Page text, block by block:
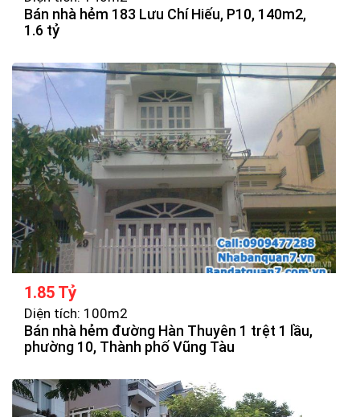
Bán nhà hẻm 183 Lưu Chí Hiếu, P10, 140m2,
1.6 tỷ
1.85 Tỷ
Diện tích: 100m2
Bán nhà hẻm đường Hàn Thuyên 1 trệt 1 lầu,
phường 10, Thành phố Vũng Tàu